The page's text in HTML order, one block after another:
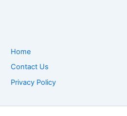
Home
Contact Us
Privacy Policy